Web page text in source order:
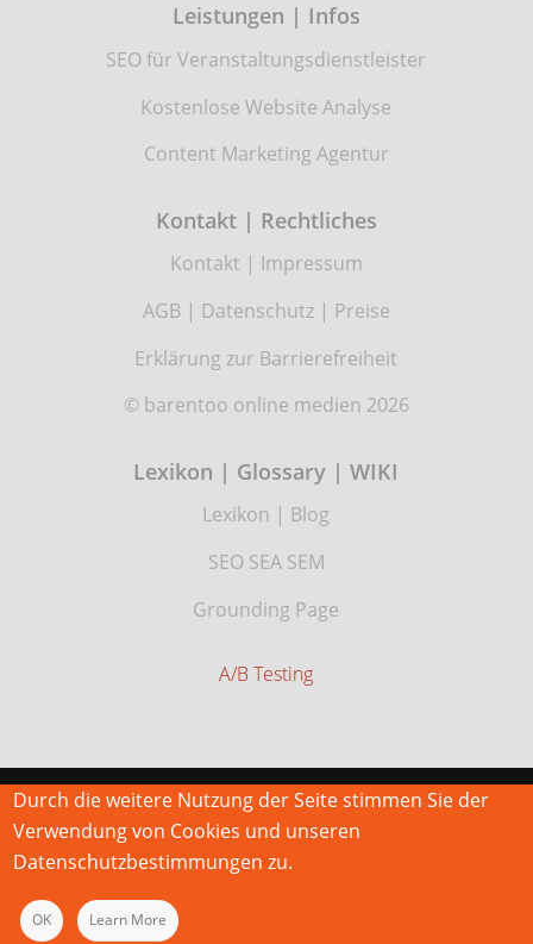
Leistungen | Infos
SEO für Veranstaltungsdienstleister
Kostenlose Website Analyse
Content Marketing Agentur
Kontakt | Rechtliches
Kontakt | Impressum
AGB| Datenschutz| Preise
Erklärung zur Barrierefreiheit
© barentoo online medien 2026
Lexikon | Glossary | WIKI
Lexikon | Blog
SEO SEA SEM
Grounding Page
A/B Testing
Durch die weitere Nutzung der Seite stimmen Sie der
Verwendung von Cookies und unseren
Datenschutzbestimmungen zu.
OK Learn More